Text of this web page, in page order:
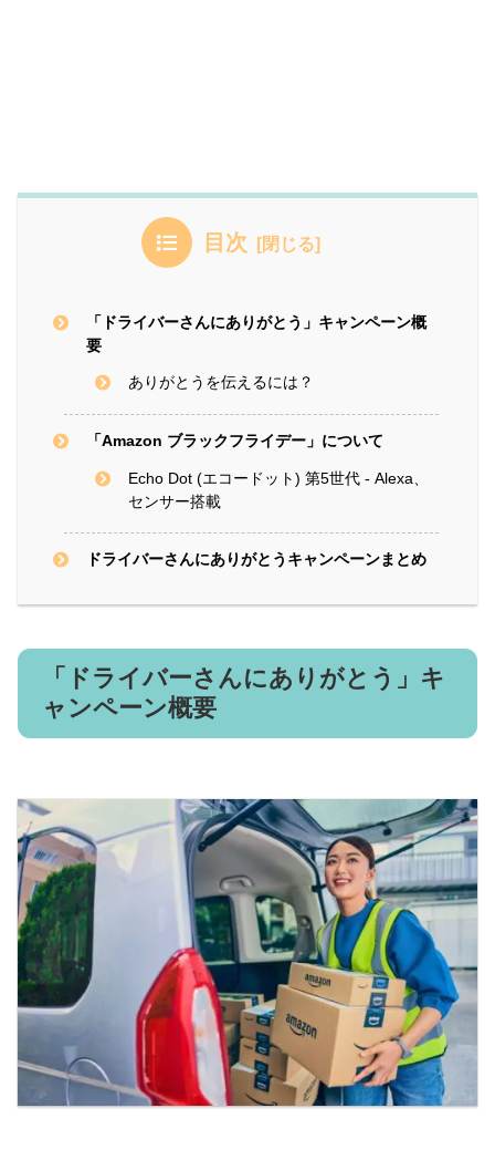
目次
「ドライバーさんにありがとう」キャンペーン概
要
ありがとうを伝えるには？
「Amazon ブラックフライデー」について
Echo Dot (エコードット) 第5世代 - Alexa、
センサー搭載
ドライバーさんにありがとうキャンペーンまとめ
「ドライバーさんにありがとう」キ
ャンペーン概要